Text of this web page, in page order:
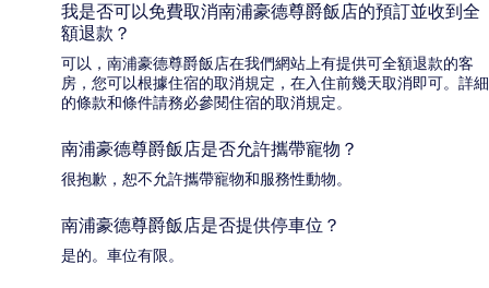
我是否可以免費取消南浦豪德尊爵飯店的預訂並收到全
額退款？
可以，南浦豪德尊爵飯店在我們網站上有提供可全額退款的客
房，您可以根據住宿的取消規定，在入住前幾天取消即可。詳細
的條款和條件請務必參閱住宿的取消規定。
南浦豪德尊爵飯店是否允許攜帶寵物？
很抱歉，恕不允許攜帶寵物和服務性動物。
南浦豪德尊爵飯店是否提供停車位？
是的。車位有限。